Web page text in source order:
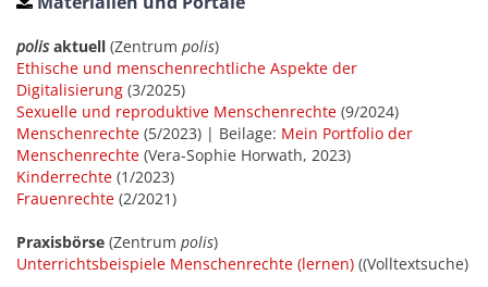
polisaktuell (Zentrum polis)
Ethische und menschenrechtliche Aspekte der
Digitalisierung (3/2025)
Sexuelle und reproduktive Menschenrechte (9/2024)
Menschenrechte (5/2023) | Beilage: Mein Portfolio der
Menschenrechte (Vera-Sophie Horwath, 2023)
Kinderrechte (1/2023)
Frauenrechte (2/2021)
Praxisbörse (Zentrum polis)
Unterrichtsbeispiele Menschenrechte (lernen) ((Volltextsuche)